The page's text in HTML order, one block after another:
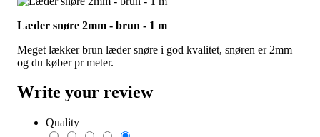
Læder snøre 2mm - brun - 1 m
Meget lækker brun læder snøre i god kvalitet, snøren er 2mm
og du køber pr meter.
Write your review
Quality